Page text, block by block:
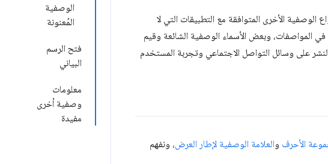
الوصفية
المُعنونة
فتح الرسم
البياني
معلومات
وصفية أخرى
مفيدة
الوصفية الأخرى المتوافقة مع التطبيقات التي لا
المواصفات، وبعض الأسماء الوصفية الشائعة وقيم
على وسائل التواصل الاجتماعي وتجربة المستخدم
الأحرف والعلامة الوصفية لإطار العرض، ونفهم